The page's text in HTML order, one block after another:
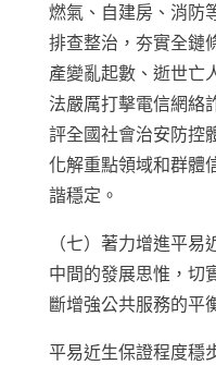
燃氣、自建房、消防
排查整治，夯實全鏈
產變亂起數、逝世亡
法嚴厲打擊電信網絡
評全國社會治安防控
化解重點領域和群體
諧穩定。
（七）著力增進平
中間的發展思惟，切
斷增強公共服務的平
平易近生保證程度穩